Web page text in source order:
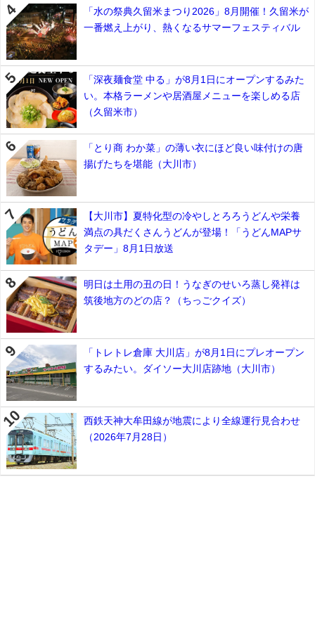
「水の祭典久留米まつり2026」8月開催！久留米が
一番燃え上がり、熱くなるサマーフェスティバル
「深夜麺食堂 中る」が8月1日にオープンするみた
い。本格ラーメンや居酒屋メニューを楽しめる店
（久留米市）
「とり商 わか菜」の薄い衣にほど良い味付けの唐
揚げたちを堪能（大川市）
【大川市】夏特化型の冷やしとろろうどんや栄養
満点の具だくさんうどんが登場！「うどんMAPサ
タデー」8月1日放送
明日は土用の丑の日！うなぎのせいろ蒸し発祥は
筑後地方のどの店？（ちっごクイズ）
「トレトレ倉庫 大川店」が8月1日にプレオープン
するみたい。ダイソー大川店跡地（大川市）
西鉄天神大牟田線が地震により全線運行見合わせ
（2026年7月28日）